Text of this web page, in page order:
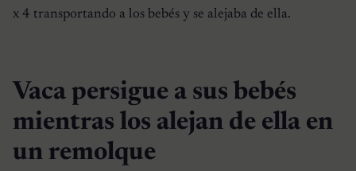
x 4 transportando a los bebés y se alejaba de ella.
Vaca persigue a sus bebés
mientras los alejan de ella en
un remolque